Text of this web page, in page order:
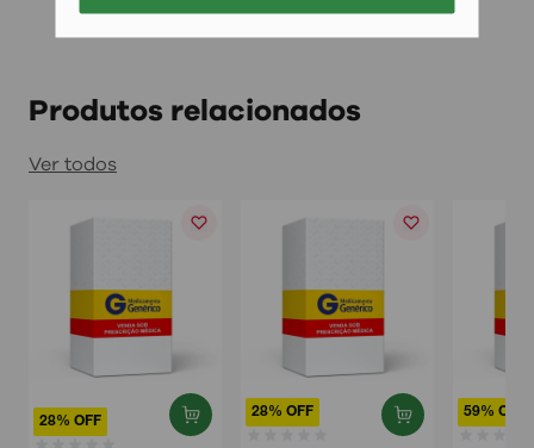
Produtos relacionados
Ver todos
28% OFF
28% OFF 59% OFF